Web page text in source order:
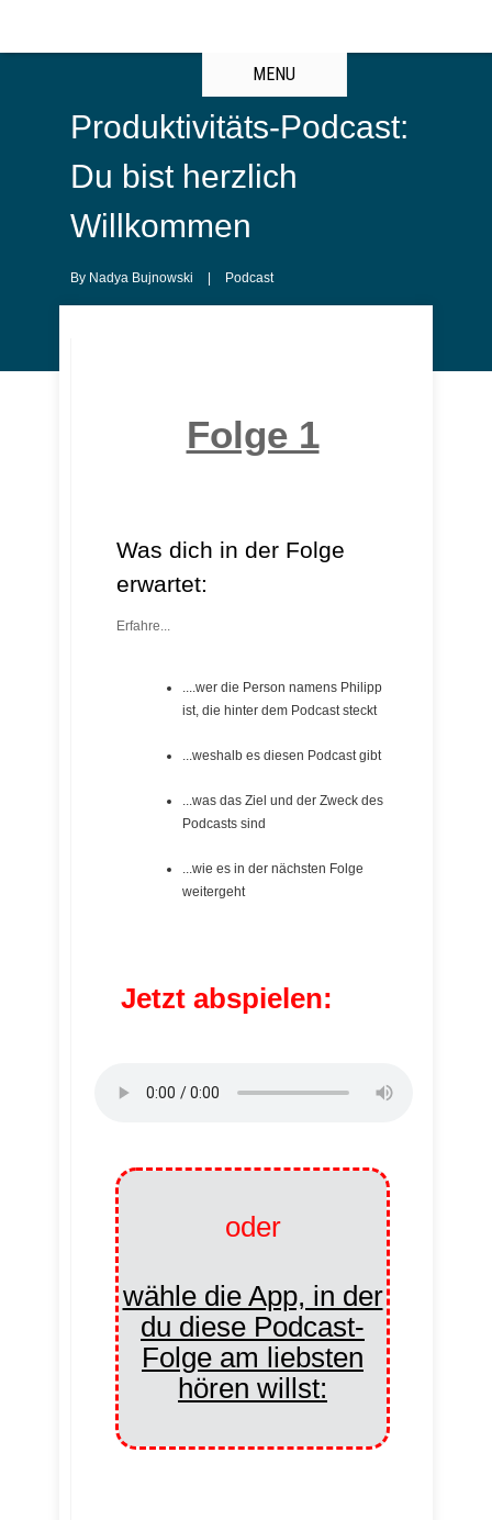
MENU
Produktivitäts-Podcast:
Du bist herzlich
Willkommen
By Nadya Bujnowski Podcast
Folge 1
Was dich in der Folge
erwartet:
Erfahre...
....wer die Person namens Philipp
ist, die hinter dem Podcast steckt
...weshalb es diesen Podcast gibt
...was das Ziel und der Zweck des
Podcasts sind
...wie es in der nächsten Folge
weitergeht
Jetzt abspielen:
oder
wähle die App, in der
du diese Podcast-
Folge am liebsten
hören willst: